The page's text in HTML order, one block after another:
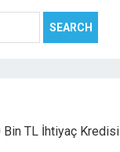
Bin TL İhtiyaç Kredisi